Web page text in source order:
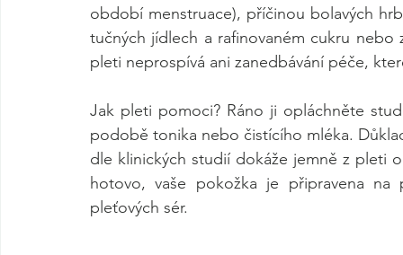
období menstruace), příčinou bolavých
tučných jídlech a rafinovaném cukru
pleti neprospívá ani zanedbávání péče,
Jak pleti pomoci? Ráno ji opláchněte
podobě tonika nebo čistícího mléka.
dle klinických studií dokáže jemně z pleti
hotovo, vaše pokožka je připravena
pleťových sér.